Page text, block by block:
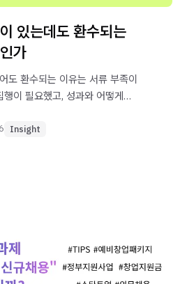
있는데도 환수되는
가
도 환수되는 이유는 서류 부족이
행이 필요했고, 성과와 어떻게
정산 기반 실무 분석을 지금
Insight